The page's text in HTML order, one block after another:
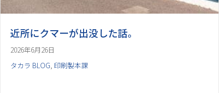
近所にクマーが出没した話。
2026年6月26日
タカラ BLOG 印刷製本課